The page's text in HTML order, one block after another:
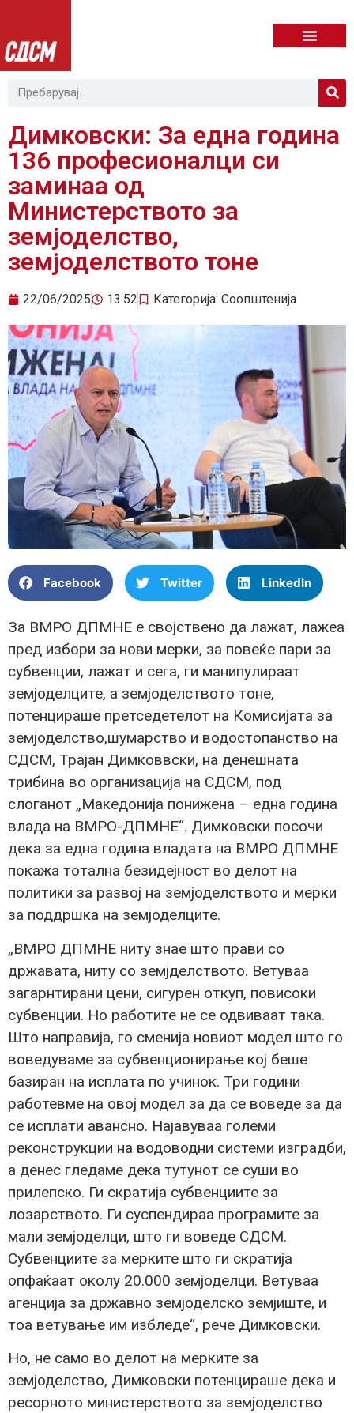
Димковски: За една година
136 професионалци си
заминаа од
Министерството за
земјоделство,
земјоделството тоне
22/06/2025 13:52 Категорија: Соопштенија
Facebook Twitter LinkedIn
За ВМРО ДПМНЕ е својствено да лажат, лажеа
пред избори за нови мерки, за повеќе пари за
субвенции, лажат и сега, ги манипулираат
земјоделците, а земјоделството тоне,
потенцираше претседетелот на Комисијата за
земјоделство,шумарство и водостопанство на
СДСМ, Трајан Димковвски, на денешната
трибина во организација на СДСМ, под
слоганот „Македонија понижена – една година
влада на ВМРО-ДПМНЕ“. Димковски посочи
дека за една година владата на ВМРО ДПМНЕ
покажа тотална безидејност во делот на
политики за развој на земјоделството и мерки
за поддршка на земјоделците.
„ВМРО ДПМНЕ ниту знае што прави со
државата, ниту со земјделството. Ветуваа
загарнтирани цени, сигурен откуп, повисоки
субвенции. Но работите не се одвиваат така.
Што направија, го сменија новиот модел што го
воведуваме за субвенционирање кој беше
базиран на исплата по учинок. Три години
работевме на овој модел за да се воведе за да
се исплати авансно. Најавуваа големи
реконструкции на водоводни системи изградби,
а денес гледаме дека тутунот се суши во
прилепско. Ги скратија субвенциите за
лозарството. Ги суспендираа програмите за
мали земјоделци, што ги воведе СДСМ.
Субвенциите за мерките што ги скратија
опфаќаат околу 20.000 земјоделци. Ветуваа
агенција за државно земјоделско земјиште, и
тоа ветување им избледе“, рече Димковски.
Но, не само во делот на мерките за
земјоделство, Димковски потенцираше дека и
ресорното министерството за земјоделство